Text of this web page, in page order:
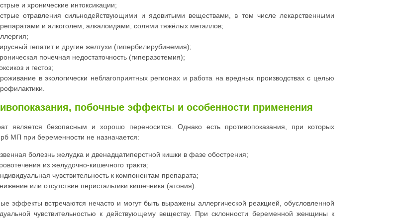
и хронические интоксикации;
отравления сильнодействующими и ядовитыми веществами, в том числе лекарственными
и алкоголем, алкалоидами, солями тяжёлых металлов;
гепатит и другие желтухи (гипербилирубинемия);
почечная недостаточность (гиперазотемия);
и гестоз;
в экологически неблагоприятных регионах и работа на вредных производствах с целью
побочные эффекты и особенности применения
является безопасным и хорошо переносится. Однако есть противопоказания, при которых
МП при беременности не назначается:
болезнь желудка и двенадцатиперстной кишки в фазе обострения;
из желудочно-кишечного тракта;
чувствительность к компонентам препарата;
или отсутствие перистальтики кишечника (атония).
эффекты встречаются нечасто и могут быть выражены аллергической реакцией, обусловленной
чувствительностью к действующему веществу. При склонности беременной женщины к